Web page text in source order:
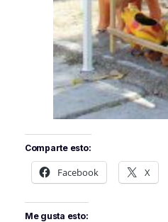
Comparte esto:
Facebook X
Me gusta esto: